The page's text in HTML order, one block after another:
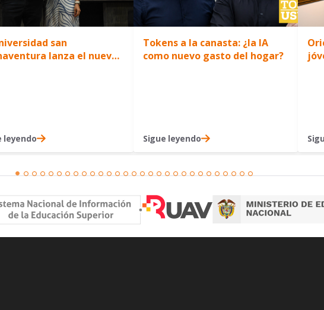
san
lanza el nuevo
leyendo
Tokens a la canasta: ¿la IA
como nuevo gasto del hogar?
Sigue leyendo